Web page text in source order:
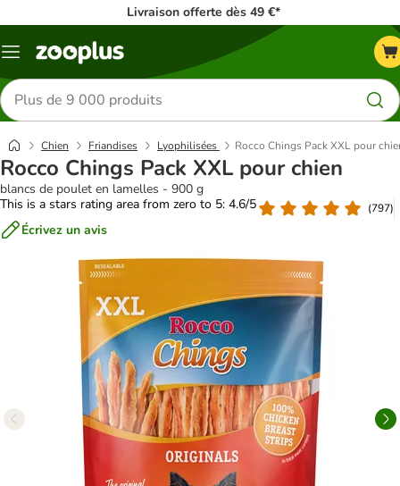
Livraison offerte dès 49 €*
Menu
Rechercher
des
produits
Chien Friandises Lyophilisées Rocco Chings Pack XXL pour
Rocco Chings Pack XXL pour chien
blancs de poulet en lamelles - 900 g
This is a stars rating area from zero to 5: 4.6/5
(797)
Écrivez un avis